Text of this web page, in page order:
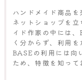
ハンドメイド商品
ネットショップを
イド作家の中には
く分からず、利用
BASEの利用には向
ため、特徴を知って